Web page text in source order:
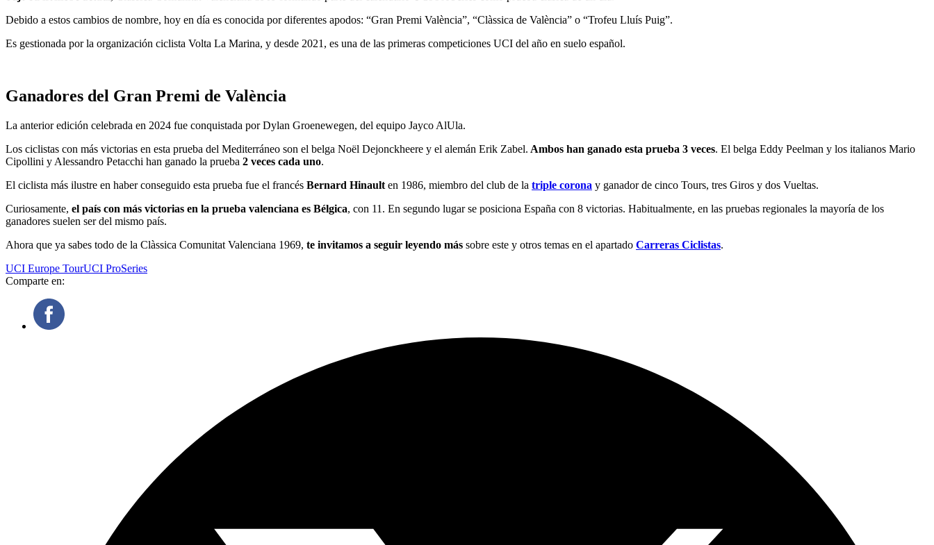
Debido a estos cambios de nombre, hoy en día es conocida por diferentes apodos: “Gran Premi València”, “Clàssica de València” o “Trofeu Lluís Puig”.
Es gestionada por la organización ciclista Volta La Marina, y desde 2021, es una de las primeras competiciones UCI del año en suelo español.
Ganadores del Gran Premi de València
La anterior edición celebrada en 2024 fue conquistada por Dylan Groenewegen, del equipo Jayco AlUla.
Los ciclistas con más victorias en esta prueba del Mediterráneo son el belga Noël Dejonckheere y el alemán Erik Zabel. Ambos han ganado esta prueba 3 veces. El belga Eddy Peelman y los italianos Mario
Cipollini y Alessandro Petacchi han ganado la prueba 2 veces cada uno.
El ciclista más ilustre en haber conseguido esta prueba fue el francés Bernard Hinault en 1986, miembro del club de la triple corona y ganador de cinco Tours, tres Giros y dos Vueltas.
Curiosamente, el país con más victorias en la prueba valenciana es Bélgica, con 11. En segundo lugar se posiciona España con 8 victorias. Habitualmente, en las pruebas regionales la mayoría de los
ganadores suelen ser del mismo país.
Ahora que ya sabes todo de la Clàssica Comunitat Valenciana 1969, te invitamos a seguir leyendo más sobre este y otros temas en el apartado Carreras Ciclistas.
UCI Europe TourUCI ProSeries
Comparte en: